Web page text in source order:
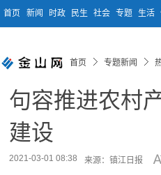
首页 新闻 时政 民生 社会 专题 生活
首页 专题新闻
句容推进农村
建设
2021-03-01 08:38 来源：镇江日报